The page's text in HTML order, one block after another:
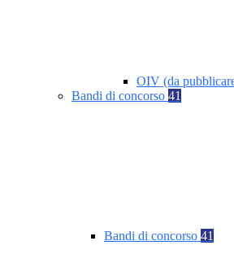
OIV (da
Bandi di concorso 41
Bandi di concorso 41